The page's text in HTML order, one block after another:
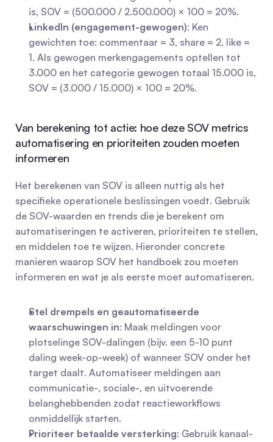
is, SOV = (500.000 / 2.500.000) × 100 = 20%.
LinkedIn (engagement-gewogen): Ken
gewichten toe: commentaar = 3, share = 2, like =
1. Als gewogen merkengagements optellen tot
3.000 en het categorie gewogen totaal 15.000 is,
SOV = (3.000 / 15.000) × 100 = 20%.
Van berekening tot actie: hoe deze SOV metrics
automatisering en prioriteiten zouden moeten
informeren
Het berekenen van SOV is alleen nuttig als het
specifieke operationele beslissingen voedt. Gebruik
de SOV-waarden en trends die je berekent om
automatiseringen te activeren, prioriteiten te stellen,
en middelen toe te wijzen. Hieronder concrete
manieren waarop SOV het handboek zou moeten
informeren en wat je als eerste moet automatiseren.
Stel drempels en geautomatiseerde
waarschuwingen in: Maak meldingen voor
plotselinge SOV-dalingen (bijv. een 5-10 punt
daling week-op-week) of wanneer SOV onder het
target daalt. Automatiseer meldingen aan
communicatie-, sociale-, en uitvoerende
belanghebbenden zodat reactieworkflows
onmiddellijk starten.
Prioriteer betaalde versterking: Gebruik kanaal-